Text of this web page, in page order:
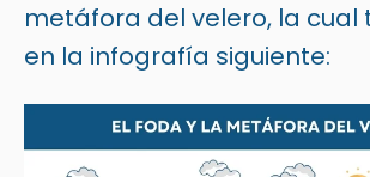
metáfora del velero, la cual
en la infografía siguiente: